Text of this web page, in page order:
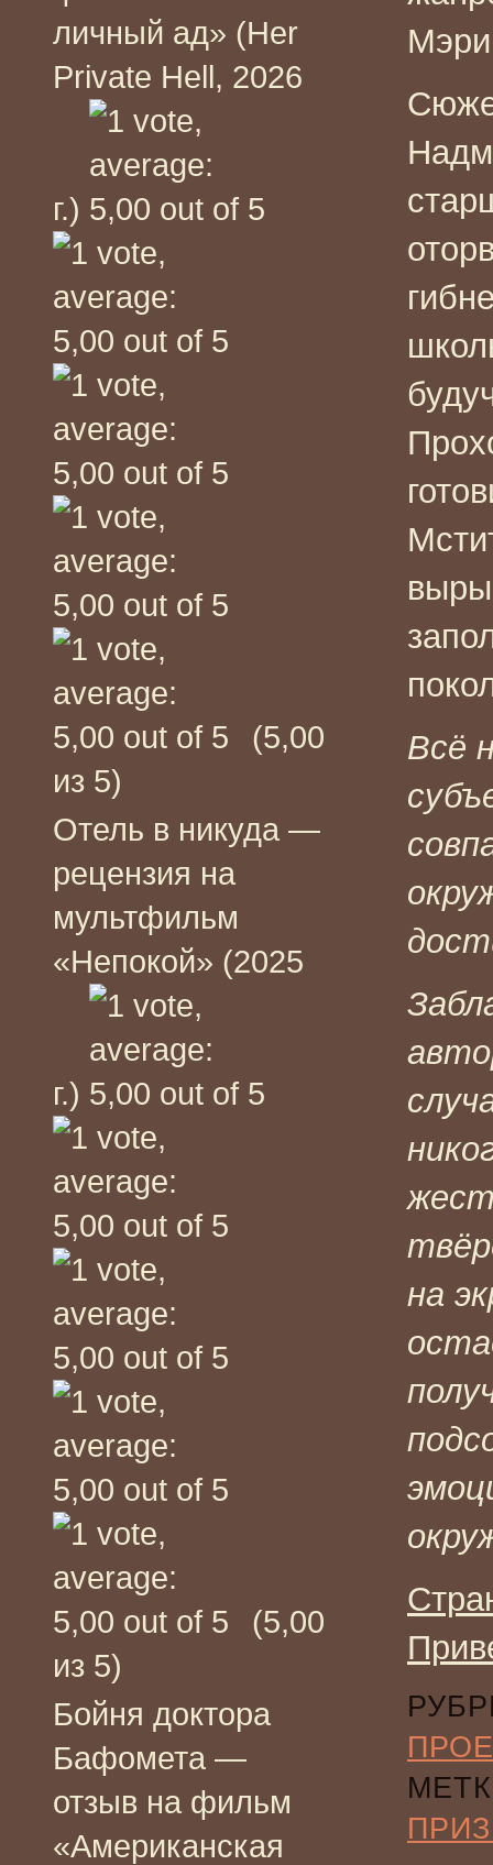
личный ад» (Her
Private Hell, 2026
г.)
(5,00
из 5)
Отель в никуда —
рецензия на
мультфильм
«Непокой» (2025
г.)
(5,00
из 5)
Бойня доктора
Бафомета —
отзыв на фильм
«Американская
Мэри
Всё
на